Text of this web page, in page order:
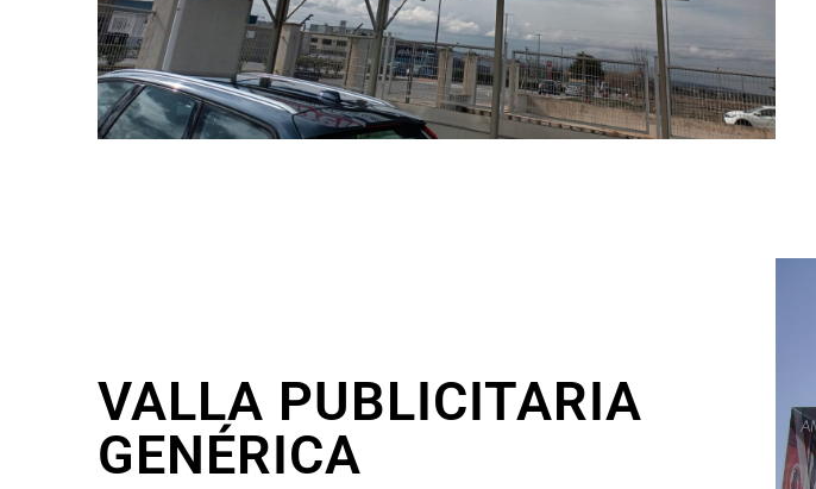
VALLA PUBLICITARIA
GENÉRICA